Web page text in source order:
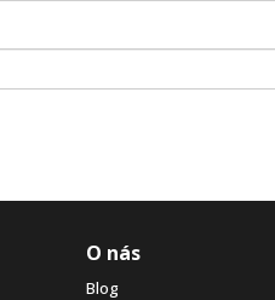
O nás
Blog